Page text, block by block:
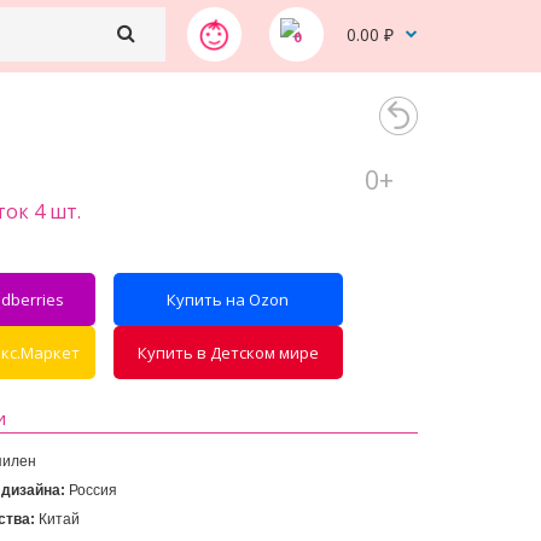
0
0.00 ₽
4 шт.
0+
Купить на Ozon
Купить в Детском мире